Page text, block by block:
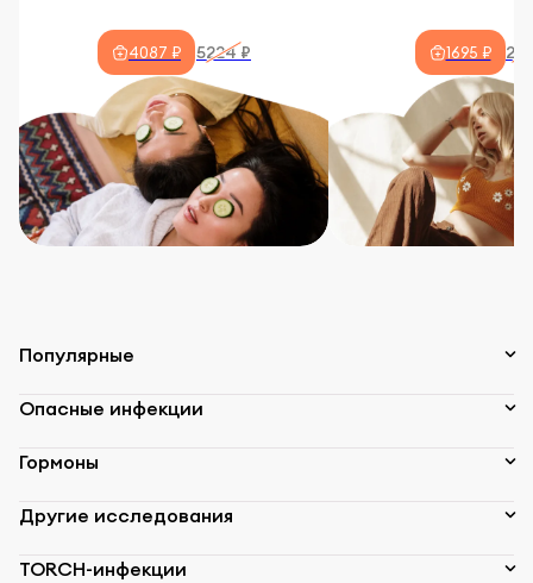
4087 ₽ 5224 ₽ 1695 ₽
Популярные
Опасные инфекции
Гормоны
Другие исследования
TORCH-инфекции